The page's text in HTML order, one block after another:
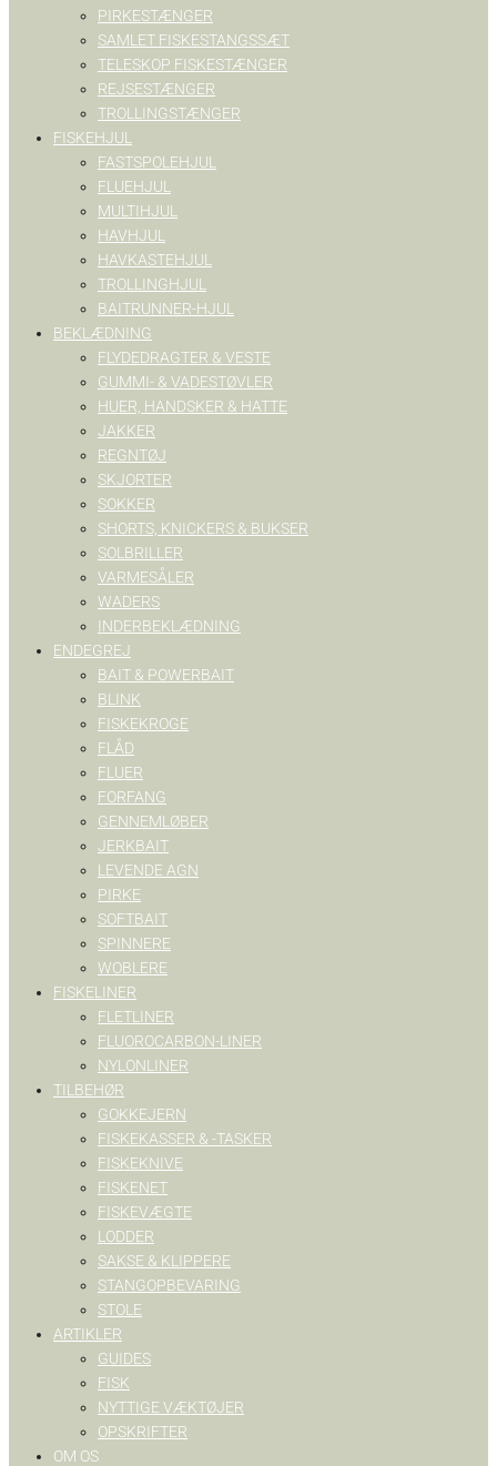
PIRKESTÆNGER
SAMLET FISKESTANGSSÆT
TELESKOP FISKESTÆNGER
REJSESTÆNGER
TROLLINGSTÆNGER
FISKEHJUL
FASTSPOLEHJUL
FLUEHJUL
MULTIHJUL
HAVHJUL
HAVKASTEHJUL
TROLLINGHJUL
BAITRUNNER-HJUL
BEKLÆDNING
FLYDEDRAGTER & VESTE
GUMMI- & VADESTØVLER
HUER, HANDSKER & HATTE
JAKKER
REGNTØJ
SKJORTER
SOKKER
SHORTS, KNICKERS & BUKSER
SOLBRILLER
VARMESÅLER
WADERS
INDERBEKLÆDNING
ENDEGREJ
BAIT & POWERBAIT
BLINK
FISKEKROGE
FLÅD
FLUER
FORFANG
GENNEMLØBER
JERKBAIT
LEVENDE AGN
PIRKE
SOFTBAIT
SPINNERE
WOBLERE
FISKELINER
FLETLINER
FLUOROCARBON-LINER
NYLONLINER
TILBEHØR
GOKKEJERN
FISKEKASSER & -TASKER
FISKEKNIVE
FISKENET
FISKEVÆGTE
LODDER
SAKSE & KLIPPERE
STANGOPBEVARING
STOLE
ARTIKLER
GUIDES
FISK
NYTTIGE VÆKTØJER
OPSKRIFTER
OM OS